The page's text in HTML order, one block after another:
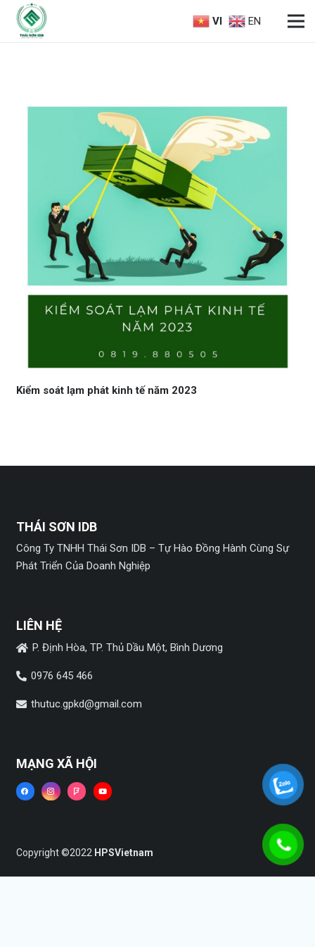
VI EN
Kiểm soát lạm phát kinh tế năm 2023
THÁI SƠN IDB
Công Ty TNHH Thái Sơn IDB – Tự Hào Đồng Hành Cùng Sự
Phát Triển Của Doanh Nghiệp
LIÊN HỆ
P. Định Hòa, TP. Thủ Dầu Một, Bình Dương
0976 645 466
thutuc.gpkd@gmail.com
MẠNG XÃ HỘI
Copyright ©2022 HPSVietnam